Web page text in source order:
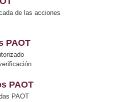
de las acciones
PAOT
PAOT
PAOT